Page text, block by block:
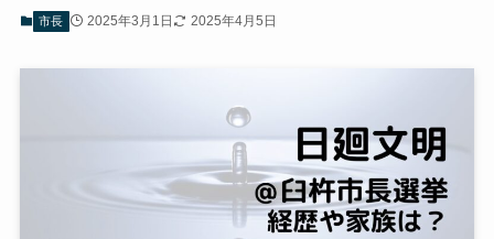
市長 2025年3月1日 2025年4月5日